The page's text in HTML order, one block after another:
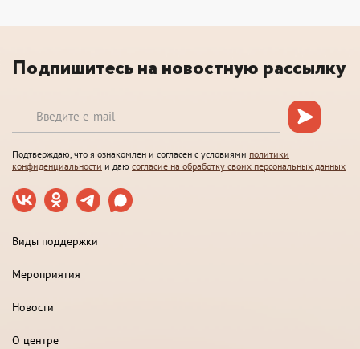
Подпишитесь на новостную рассылку
Подтверждаю, что я ознакомлен и согласен с условиями политики
конфиденциальности и даю согласие на обработку своих персональных данных
Виды поддержки
Мероприятия
Новости
О центре